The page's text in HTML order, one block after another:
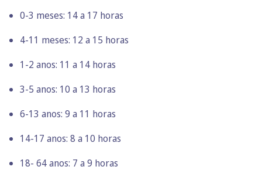
0-3 meses: 14 a 17 horas
4-11 meses: 12 a 15 horas
1-2 anos: 11 a 14 horas
3-5 anos: 10 a 13 horas
6-13 anos: 9 a 11 horas
14-17 anos: 8 a 10 horas
18- 64 anos: 7 a 9 horas